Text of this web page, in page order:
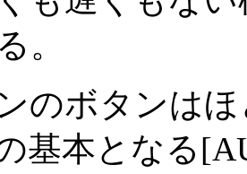
。
のボタンはほ
基本となる